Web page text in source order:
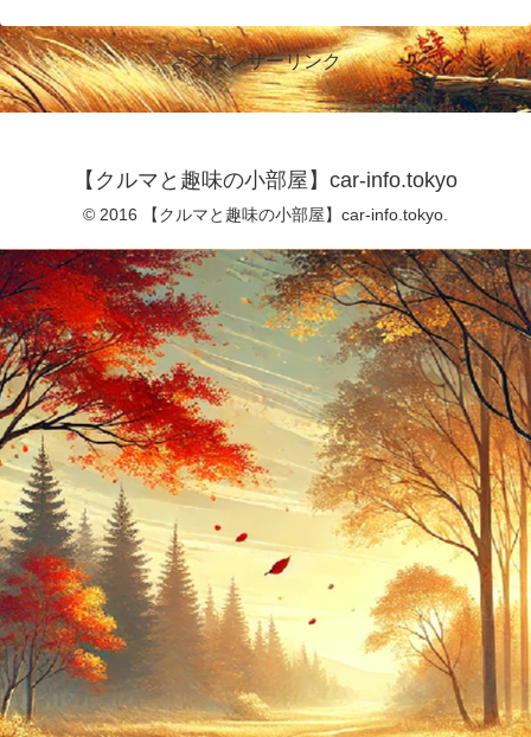
スポンサーリンク
【クルマと趣味の小部屋】car-info.tokyo
© 2016 【クルマと趣味の小部屋】car-info.tokyo.